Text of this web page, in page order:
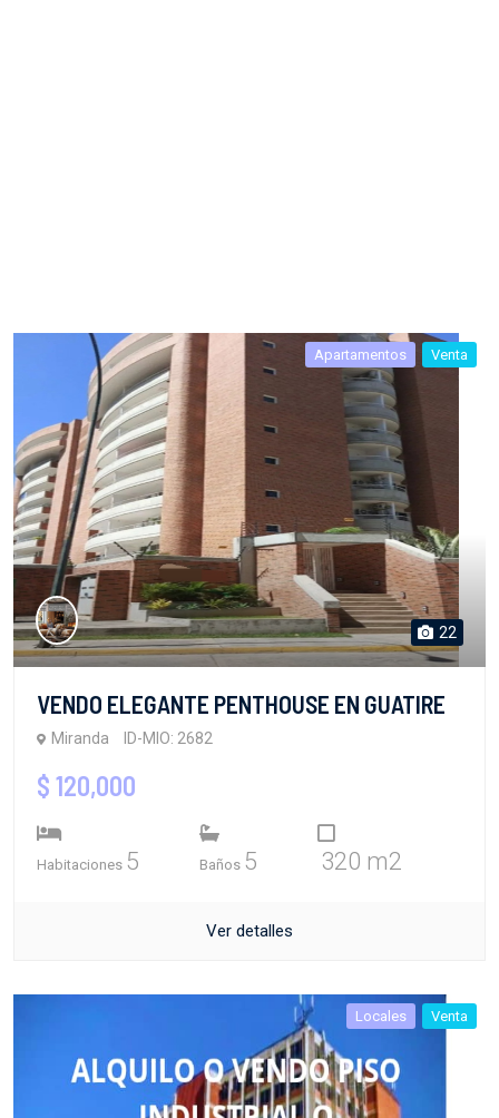
Apartamentos Venta
22
VENDO ELEGANTE PENTHOUSE EN GUATIRE
Miranda ID-MIO: 2682
$ 120,000
Habitaciones 5 Baños 5 320 m2
Ver detalles
Locales Venta